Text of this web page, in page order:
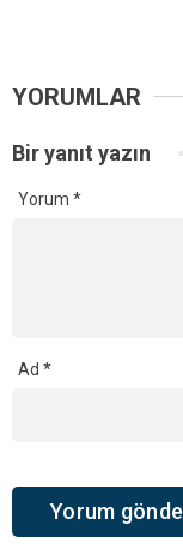
YORUMLAR
Bir yanıt yazın
Yorum *
Ad *